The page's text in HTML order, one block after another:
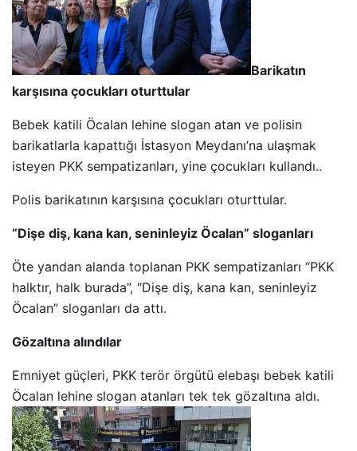
Barikatın
karşısına çocukları oturttular
Bebek katili Öcalan lehine slogan atan ve polisin
barikatlarla kapattığı İstasyon Meydanı’na ulaşmak
isteyen PKK sempatizanları, yine çocukları kullandı..
Polis barikatının karşısına çocukları oturttular.
“Dişe diş, kana kan, seninleyiz Öcalan” sloganları
Öte yandan alanda toplanan PKK sempatizanları “PKK
halktır, halk burada”, “Dişe diş, kana kan, seninleyiz
Öcalan” sloganları da attı.
Gözaltına alındılar
Emniyet güçleri, PKK terör örgütü elebaşı bebek katili
Öcalan lehine slogan atanları tek tek gözaltına aldı.